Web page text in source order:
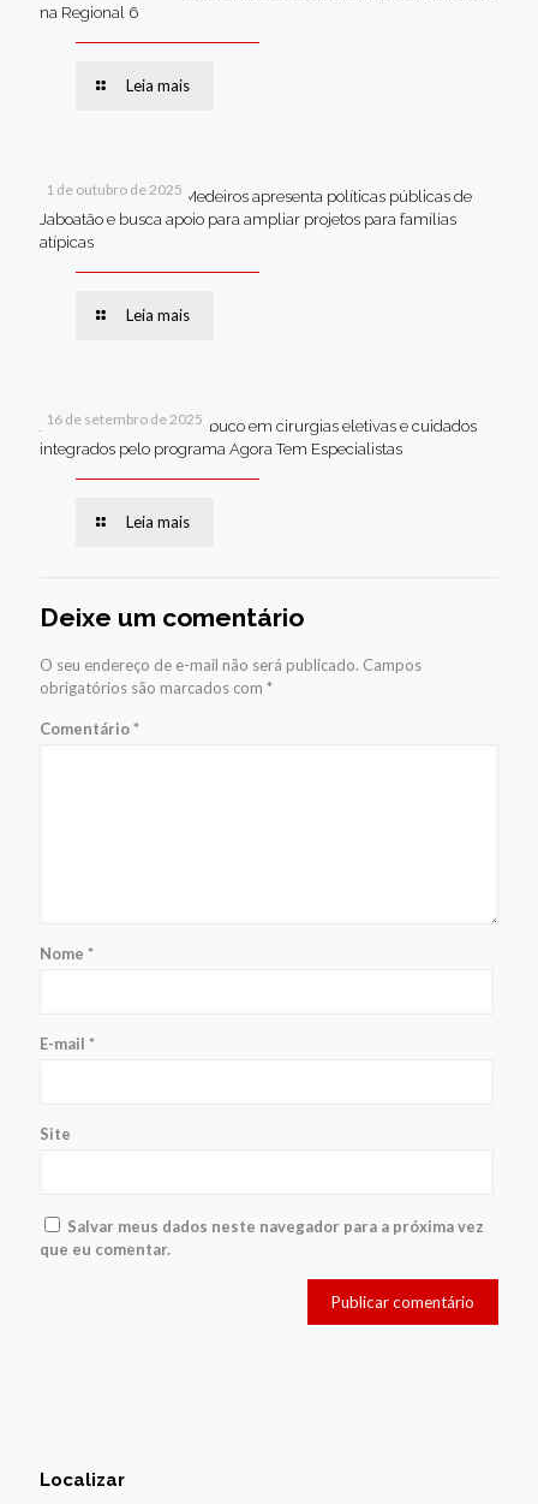
na Regional 6
Leia mais
1 de outubro de 2025
Em Brasília, Andréa Medeiros apresenta políticas públicas de
Jaboatão e busca apoio para ampliar projetos para famílias
atípicas
Leia mais
16 de setembro de 2025
Jaboatão lidera Pernambuco em cirurgias eletivas e cuidados
integrados pelo programa Agora Tem Especialistas
Leia mais
Deixe um comentário
O seu endereço de e-mail não será publicado. Campos
obrigatórios são marcados com *
Comentário*
Nome *
E-mail *
Site
Salvar meus dados neste navegador para a próxima vez
que eu comentar.
Localizar